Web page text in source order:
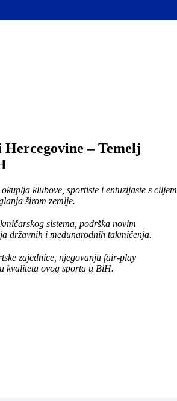
Hercegovine – Temelj
klubove, sportiste i entuzijaste s ciljem
širom zemlje.
sistema, podrška novim
državnih i međunarodnih takmičenja.
zajednice, njegovanju fair-play
kvaliteta ovog sporta u BiH.